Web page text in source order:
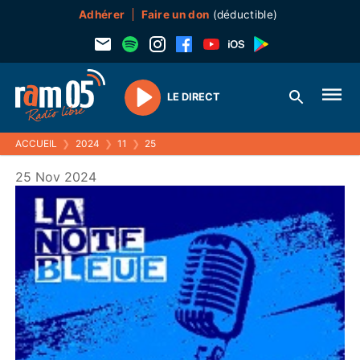
Adhérer Faire un don (déductible)
Play
LE DIRECT
ACCUEIL ❯ 2024 ❯ 11 ❯ 25
25 Nov 2024